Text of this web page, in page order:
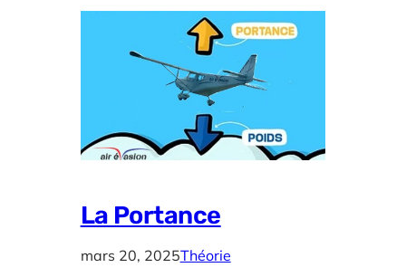
La Portance
mars 20, 2025Théorie